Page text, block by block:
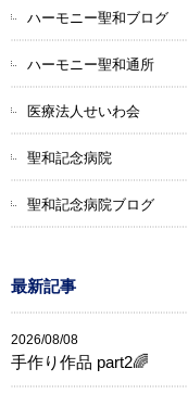
ハーモニー聖和ブログ
ハーモニー聖和通所
医療法人せいわ会
聖和記念病院
聖和記念病院ブログ
最新記事
2026/08/08
手作り作品 part2🌈